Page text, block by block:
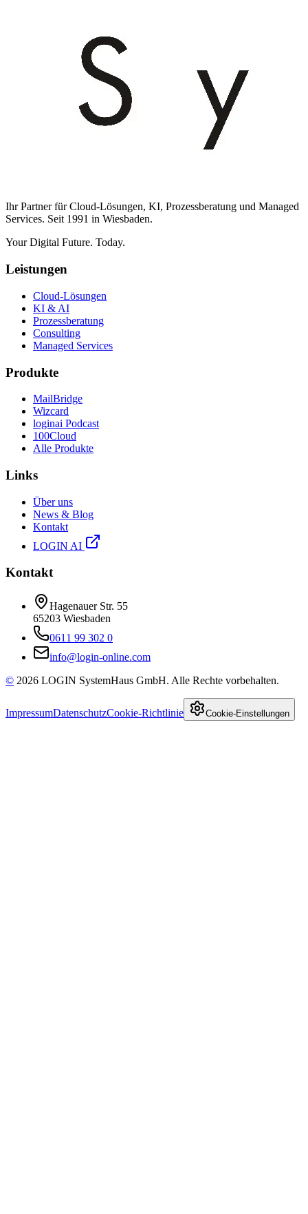
Ihr Partner für Cloud-Lösungen, KI, Prozessberatung und Managed
Services. Seit 1991 in Wiesbaden.
Your Digital Future. Today.
Leistungen
Cloud-Lösungen
KI & AI
Prozessberatung
Consulting
Managed Services
Produkte
MailBridge
Wizcard
loginai Podcast
100Cloud
Alle Produkte
Links
Über uns
News & Blog
Kontakt
LOGIN AI
Kontakt
Hagenauer Str. 55
65203 Wiesbaden
0611 99 302 0
info@login-online.com
© 2026 LOGIN SystemHaus GmbH. Alle Rechte vorbehalten.
ImpressumDatenschutzCookie-Richtlinie Cookie-Einstellungen